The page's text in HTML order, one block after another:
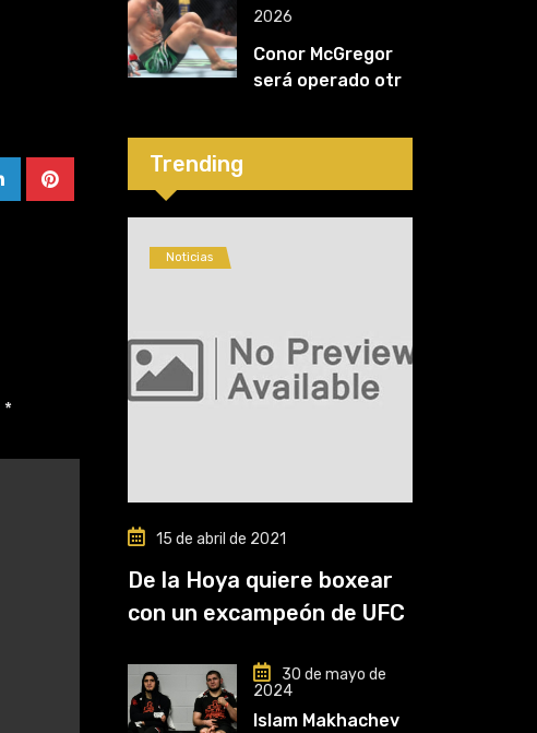
*
2026
Conor McGregor
será operado otra
cirugía número
Trending
Noticias
15 de abril de 2021
De la Hoya quiere boxear
con un excampeón de UFC
30 de mayo de
2024
Islam Makhachev